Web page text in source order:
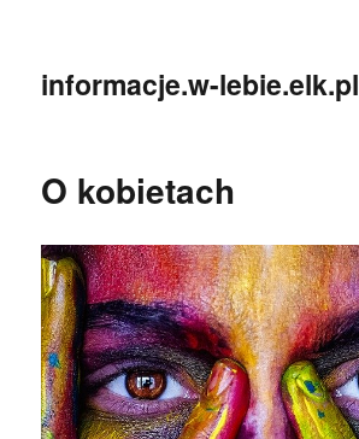
informacje.w-lebie.elk.pl
O kobietach